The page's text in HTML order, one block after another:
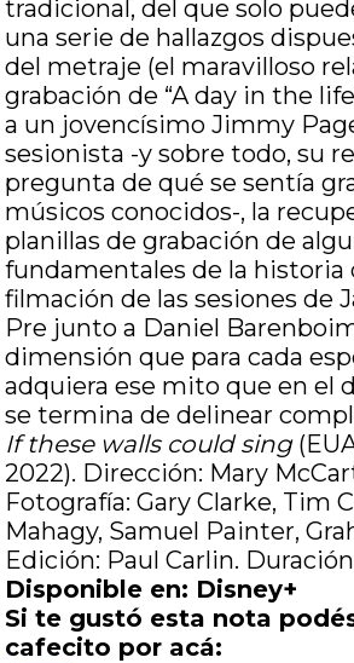
tradicional, del que solo
una serie de hallazgos
del metraje (el maravilloso
grabación de “A day in the
a un jovencísimo Jimmy
sesionista -y sobre todo, su
pregunta de qué se sentía
músicos conocidos-, la
planillas de grabación de
fundamentales de la historia
filmación de las sesiones de
Pre junto a Daniel
dimensión que para cada
adquiera ese mito que en el
se termina de delinear
If these walls could sing
2022). Dirección: Mary
Fotografía: Gary Clarke, Tim
Mahagy, Samuel Painter,
Edición: Paul Carlin.
Disponible en: Disney+
Si te gustó esta nota
cafecito por acá: